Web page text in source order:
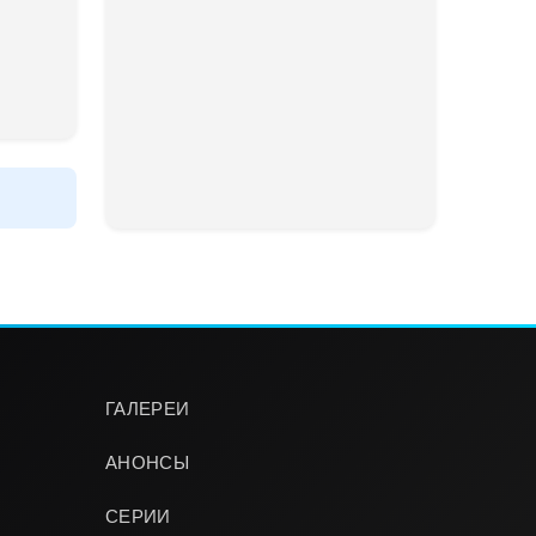
ГАЛЕРЕИ
АНОНСЫ
СЕРИИ